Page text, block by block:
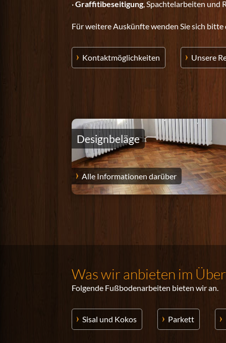
·Graffitibeseitigung, Spachtelarbeiten und
Für weitere Auskünfte wenden Sie sich
Kontaktmöglichkeiten Unsere
Designbeläge
Alle Informationen darüber
Was wir anbieten im
Folgende Fußbodenarbeiten bieten wir an.
Sisal und Kokos Parkett